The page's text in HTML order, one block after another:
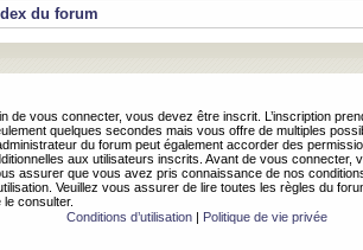
du forum
de vous connecter, vous devez être inscrit. L’inscription
quelques secondes mais vous offre de multiples
du forum peut également accorder des
aux utilisateurs inscrits. Avant de vous connecter,
assurer que vous avez pris connaissance de nos
Veuillez vous assurer de lire toutes les règles du
le consulter.
Conditions d’utilisation| Politique de vie privée